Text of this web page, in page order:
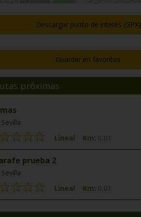
Descargar punto de interés (GPX)
Guardar en favoritos
próximas
Sevilla
Lineal
Km: 0,01
prueba 2
Sevilla
Lineal
Km: 0,01